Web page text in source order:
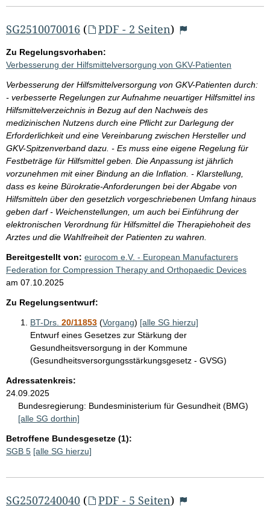
SG2510070016 ( PDF - 2 Seiten)
Zu Regelungsvorhaben:
Verbesserung der Hilfsmittelversorgung von GKV-Patienten
Verbesserung der Hilfsmittelversorgung von GKV-Patienten durch:
- verbesserte Regelungen zur Aufnahme neuartiger Hilfsmittel ins
Hilfsmittelverzeichnis in Bezug auf den Nachweis des
medizinischen Nutzens durch eine Pflicht zur Darlegung der
Erforderlichkeit und eine Vereinbarung zwischen Hersteller und
GKV-Spitzenverband dazu. - Es muss eine eigene Regelung für
Festbeträge für Hilfsmittel geben. Die Anpassung ist jährlich
vorzunehmen mit einer Bindung an die Inflation. - Klarstellung,
dass es keine Bürokratie-Anforderungen bei der Abgabe von
Hilfsmitteln über den gesetzlich vorgeschriebenen Umfang hinaus
geben darf - Weichenstellungen, um auch bei Einführung der
elektronischen Verordnung für Hilfsmittel die Therapiehoheit des
Arztes und die Wahlfreiheit der Patienten zu wahren.
Bereitgestellt von: eurocom e.V. - European Manufacturers
Federation for Compression Therapy and Orthopaedic Devices
am 07.10.2025
Zu Regelungsentwurf:
BT-Drs. 20/11853 (Vorgang) [alle SG hierzu]
Entwurf eines Gesetzes zur Stärkung der
Gesundheitsversorgung in der Kommune
(Gesundheitsversorgungsstärkungsgesetz - GVSG)
Adressatenkreis:
24.09.2025
Bundesregierung: Bundesministerium für Gesundheit (BMG)
[alle SG dorthin]
Betroffene Bundesgesetze (1):
SGB 5 [alle SG hierzu]
SG2507240040 ( PDF - 5 Seiten)